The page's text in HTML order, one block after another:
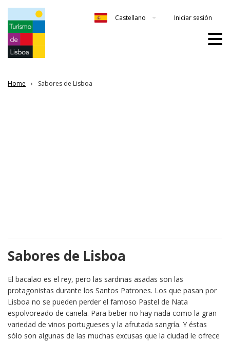
Castellano Iniciar sesión
Home Sabores de Lisboa
Sabores de Lisboa
Sabores de Lisboa
El bacalao es el rey, pero las sardinas asadas son las
protagonistas durante los Santos Patrones. Los que pasan por
Lisboa no se pueden perder el famoso Pastel de Nata
espolvoreado de canela. Para beber no hay nada como la gran
variedad de vinos portugueses y la afrutada sangría. Y éstas
sólo son algunas de las muchas excusas que la ciudad le ofrece